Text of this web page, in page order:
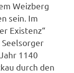
Weizberg
sein. Im
Existenz“
Seelsorger
1140
durch den